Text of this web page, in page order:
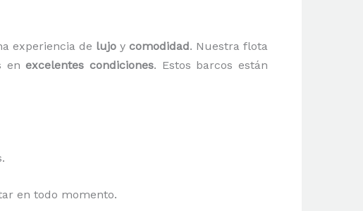
experiencia de lujoy comodidad. Nuestra flota
enexcelentes condiciones. Estos barcos están
en todo momento.